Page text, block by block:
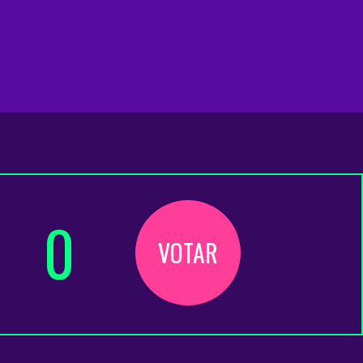
0 VOTAR